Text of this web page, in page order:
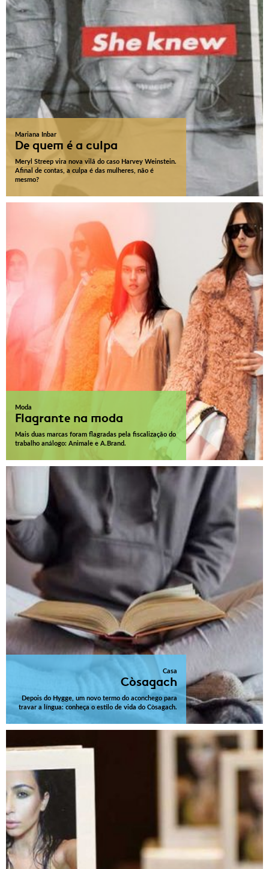
Mariana Inbar
De quem é a culpa
Meryl Streep vira nova vilã do caso Harvey Weinstein.
Afinal de contas, a culpa é das mulheres, não é
mesmo?
Moda
Flagrante na moda
Mais duas marcas foram flagradas pela fiscalização do
trabalho análogo: Animale e A.Brand.
Casa
Còsagach
Depois do Hygge, um novo termo do aconchego para
travar a língua: conheça o estilo de vida do Còsagach.